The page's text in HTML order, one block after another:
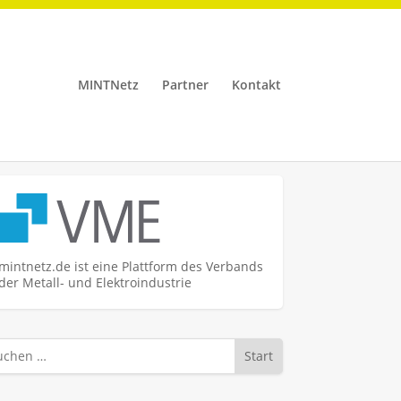
MINTNetz Partner Kontakt
mintnetz.de ist eine Plattform des Verbands
Metall- und Elektroindustrie
Start